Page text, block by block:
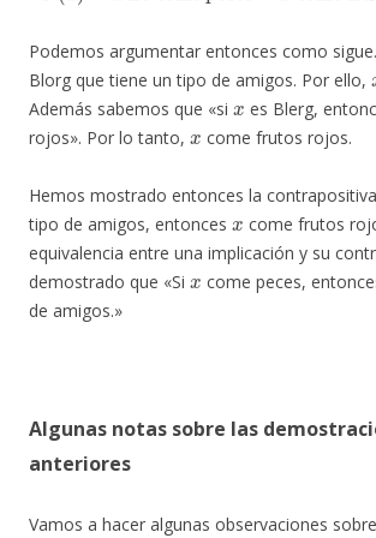
Podemos argumentar entonces como
Blorg que tiene un tipo de amigos. Por ello,
x
Además sabemos que «si
x
es Blerg,
rojos». Por lo tanto,
x
come frutos rojos.
Hemos mostrado entonces la
tipo de amigos, entonces
x
come frutos
equivalencia entre una implicación y su
demostrado que «Si
x
come peces,
de amigos.»
Algunas notas sobre las
anteriores
Vamos a hacer algunas observaciones